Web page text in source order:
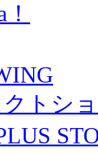
トシ